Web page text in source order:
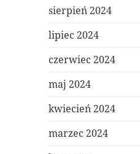
sierpień 2024
lipiec 2024
czerwiec 2024
maj 2024
kwiecień 2024
marzec 2024